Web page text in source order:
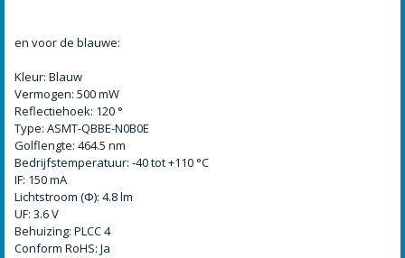
en voor de blauwe:
Kleur: Blauw
Vermogen: 500 mW
Reflectiehoek: 120 °
Type: ASMT-QBBE-N0B0E
Golflengte: 464.5 nm
Bedrijfstemperatuur: -40 tot +110 °C
IF: 150 mA
Lichtstroom (Φ): 4.8 lm
UF: 3.6 V
Behuizing: PLCC 4
Conform RoHS: Ja